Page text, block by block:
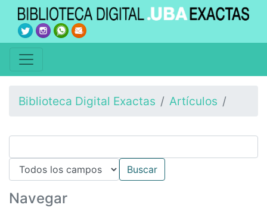
Biblioteca Digital Exactas Artículos
Navegar